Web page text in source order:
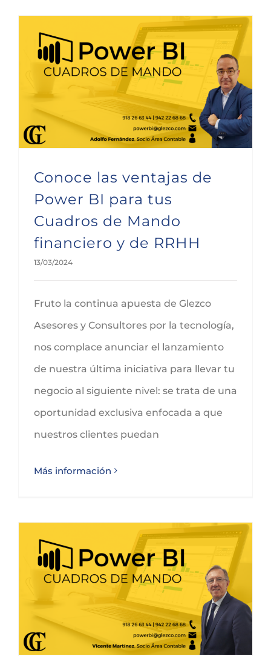
Conoce las ventajas de
Power BI para tus
Cuadros de Mando
financiero y de RRHH
13/03/2024
Fruto la continua apuesta de Glezco
Asesores y Consultores por la tecnología,
nos complace anunciar el lanzamiento
de nuestra última iniciativa para llevar tu
negocio al siguiente nivel: se trata de una
oportunidad exclusiva enfocada a que
nuestros clientes puedan
Más información